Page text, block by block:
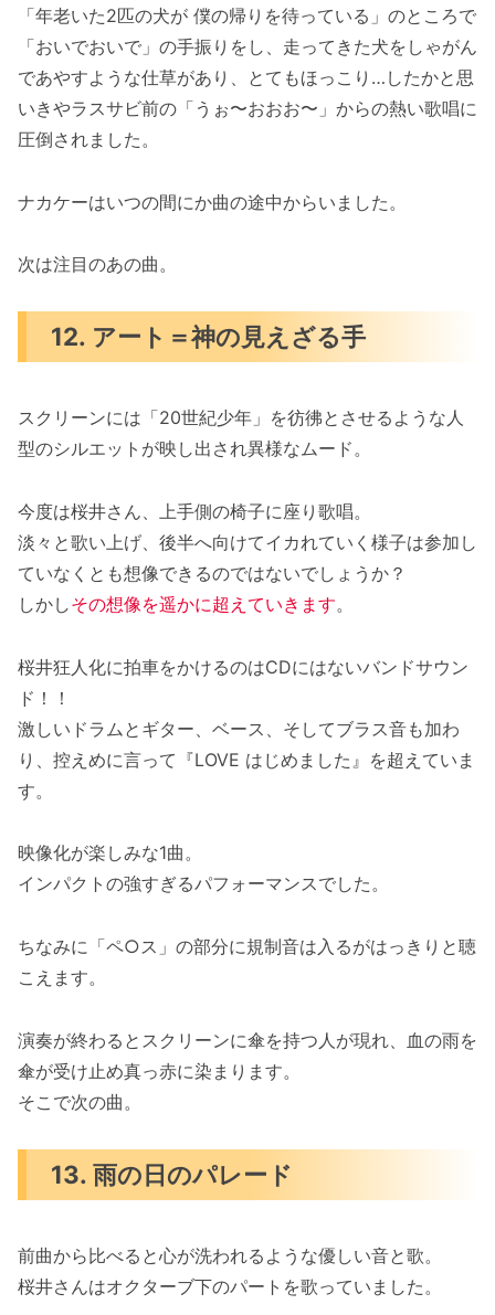
「年老いた2匹の犬が 僕の帰りを待っている」のところで
「おいでおいで」の手振りをし、走ってきた犬をしゃがん
であやすような仕草があり、とてもほっこり…したかと思
いきやラスサビ前の「うぉ〜おおお〜」からの熱い歌唱に
圧倒されました。
ナカケーはいつの間にか曲の途中からいました。
次は注目のあの曲。
12. アート＝神の見えざる手
スクリーンには「20世紀少年」を彷彿とさせるような人
型のシルエットが映し出され異様なムード。
今度は桜井さん、上手側の椅子に座り歌唱。
淡々と歌い上げ、後半へ向けてイカれていく様子は参加し
ていなくとも想像できるのではないでしょうか？
しかしその想像を遥かに超えていきます。
桜井狂人化に拍車をかけるのはCDにはないバンドサウン
ド！！
激しいドラムとギター、ベース、そしてブラス音も加わ
り、控えめに言って『LOVE はじめました』を超えていま
す。
映像化が楽しみな1曲。
インパクトの強すぎるパフォーマンスでした。
ちなみに「ペ○ス」の部分に規制音は入るがはっきりと聴
こえます。
演奏が終わるとスクリーンに傘を持つ人が現れ、血の雨を
傘が受け止め真っ赤に染まります。
そこで次の曲。
13. 雨の日のパレード
前曲から比べると心が洗われるような優しい音と歌。
桜井さんはオクターブ下のパートを歌っていました。